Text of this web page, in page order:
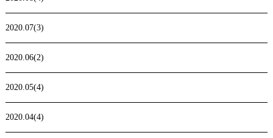
2020.07(3)
2020.06(2)
2020.05(4)
2020.04(4)